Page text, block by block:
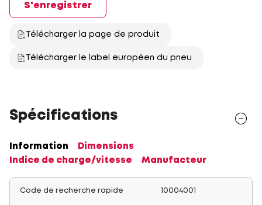
S'enregistrer
Télécharger la page de produit
Télécharger le label européen du pneu
Spécifications
Information
Dimensions
Indice de charge/vitesse
Manufacteur
Code de recherche rapide 10004001